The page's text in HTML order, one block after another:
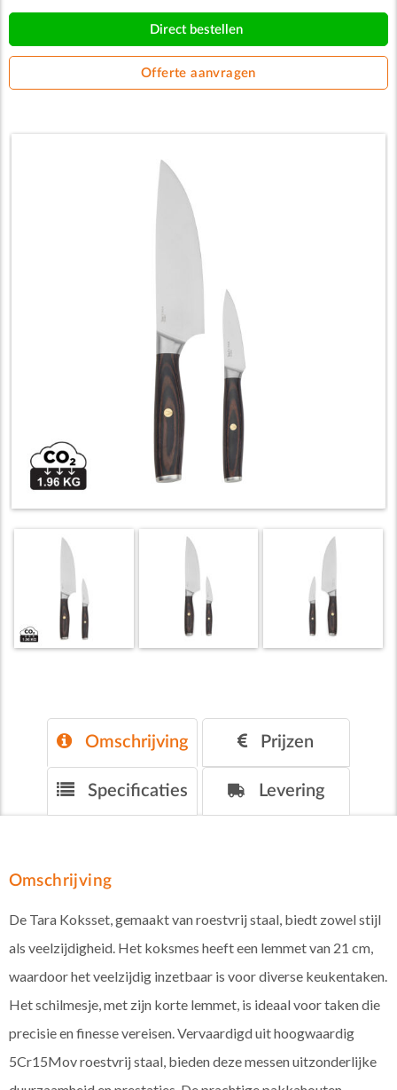
Direct bestellen
Offerte aanvragen
Omschrijving Prijzen
Specificaties Levering
Omschrijving
De Tara Koksset, gemaakt van roestvrij staal, biedt zowel stijl
als veelzijdigheid. Het koksmes heeft een lemmet van 21 cm,
waardoor het veelzijdig inzetbaar is voor diverse keukentaken.
Het schilmesje, met zijn korte lemmet, is ideaal voor taken die
precisie en finesse vereisen. Vervaardigd uit hoogwaardig
5Cr15Mov roestvrij staal, bieden deze messen uitzonderlijke